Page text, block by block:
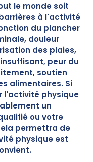
le monde soit
à l'activité
du plancher
douleur
des plaies,
peur du
soutien
alimentaires. Si
l'activité physique
un
ou votre
permettra de
physique est